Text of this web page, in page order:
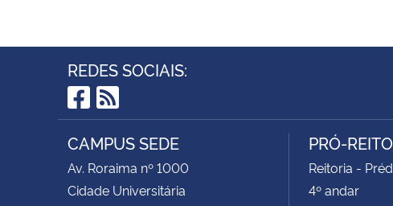
REDES SOCIAIS:
Facebook
RSS
CAMPUS SEDE
Av. Roraima nº 1000
Cidade Universitária
PRÓ-
Reitoria -
4º andar